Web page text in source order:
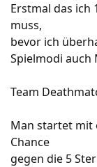
Erstmal das ich
muss,
bevor ich
Spielmodi auch
Team
Man startet mit
Chance
gegen die 5